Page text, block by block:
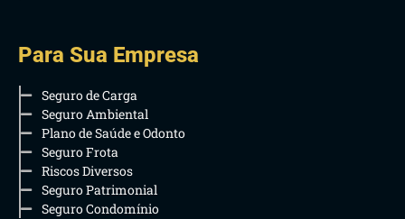
Para Sua Empresa
Seguro de Carga
Seguro Ambiental
Plano de Saúde e Odonto
Seguro Frota
Riscos Diversos
Seguro Patrimonial
Seguro Condomínio